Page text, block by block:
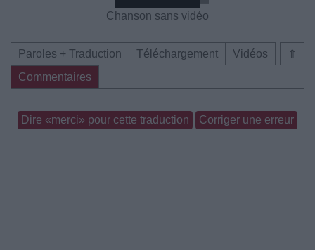
Chanson sans vidéo
⇑
Paroles + Traduction Téléchargement
Vidéos
Commentaires
Dire «merci» pour cette traduction Corriger une erreur